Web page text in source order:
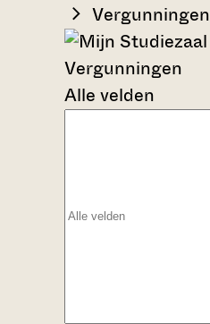
Vergunningen
Vergunningen
Alle velden